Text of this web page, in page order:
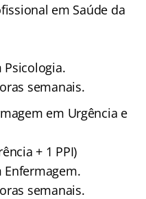
em Saúde da
Psicologia.
semanais.
em Urgência e
+ 1 PPI)
Enfermagem.
semanais.